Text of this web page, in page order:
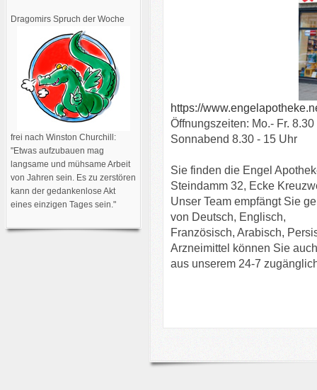
Dragomirs Spruch der Woche
frei nach Winston Churchill:
"Etwas aufzubauen mag
langsame und mühsame Arbeit
von Jahren sein. Es zu zerstören
kann der gedankenlose Akt
eines einzigen Tages sein."
https://
Öffnungszeiten: Mo.- Fr.
Sonnabend 8.30 - 15 Uhr
Sie finden die Engel
Steindamm 32, Ecke
Unser Team empfängt Sie
von Deutsch, Englisch,
Französisch, Arabisch,
Arzneimittel können Sie
aus unserem 24-7